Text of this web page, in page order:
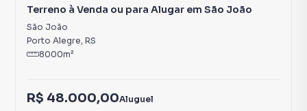
Terreno à Venda ou para Alugar em São João
São João
Porto Alegre, RS
8000m²
R$ 48.000,00Aluguel